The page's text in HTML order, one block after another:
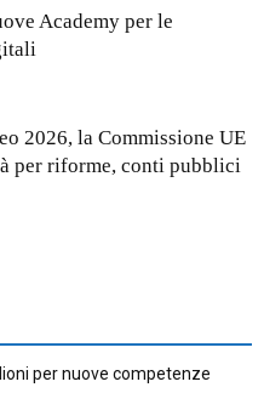
Academy per le
2026, la Commissione UE
per riforme, conti pubblici
per nuove competenze